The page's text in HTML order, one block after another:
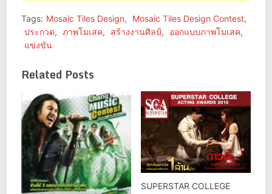
Tags: Mosaic Tiles Design, Mosaic Tiles Design Contest,
ประกวด, ภาพโมเสค, สร้างงานศิลป์, ออกแบบภาพโมเสค,
แข่งขัน
Related Posts
SUPERSTAR COLLEGE